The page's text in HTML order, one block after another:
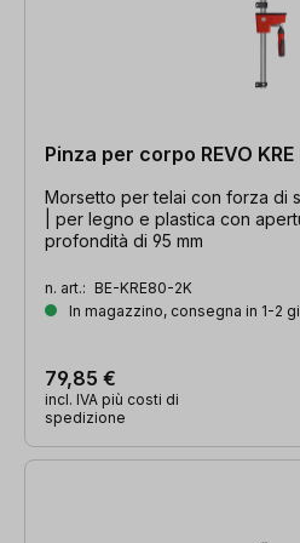
Pinza per corpo REVO
Morsetto per telai con forza di
| per legno e plastica con
profondità di 95 mm
n. art.: BE-KRE80-2K
In magazzino, consegna in 1-2
79,85 €
incl. IVA più costi di
spedizione